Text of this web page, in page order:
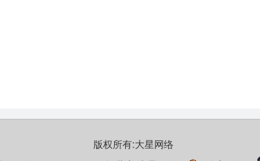
版权所有:大星网络